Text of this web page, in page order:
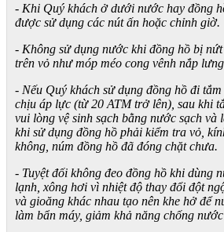
- Khi Quý khách ở dưới nước hay đồng
được sử dụng các nút ấn hoặc chỉnh giờ.
- Không sử dụng nước khi đồng hồ bị
trên vỏ như móp méo cong vênh nắp
- Nếu Quý khách sử dụng đồng hồ đi
chịu áp lực (từ 20 ATM trở lên), sau khi
vui lòng vệ sinh sạch bằng nước sạch và
khi sử dụng đồng hồ phải kiểm tra vỏ,
không, núm đồng hồ đã đóng chặt chưa.
- Tuyệt đối không đeo đồng hồ khi dùng
lạnh, xông hơi vì nhiệt độ thay đổi đột
và gioăng khác nhau tạo nên khe hở để
làm bẩn máy, giảm khả năng chống